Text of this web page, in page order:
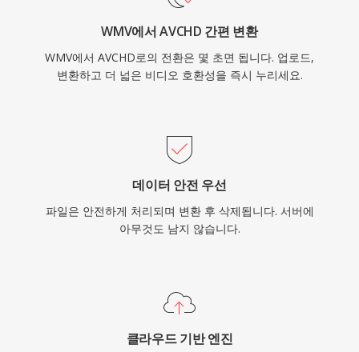
WMV에서 AVCHD 간편 변환
WMV에서 AVCHD로의 전환은 몇 초면 됩니다. 업로드,
변환하고 더 넓은 비디오 호환성을 즉시 누리세요.
데이터 안전 우선
파일은 안전하게 처리되며 변환 후 삭제됩니다. 서버에
아무것도 남지 않습니다.
클라우드 기반 엔진